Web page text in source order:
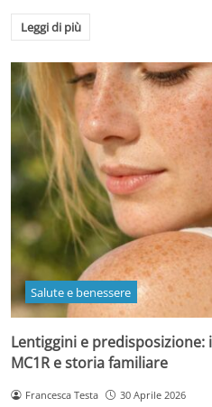
Leggi di più
Salute e benessere
Lentiggini e
MC1R e storia familiare
Francesca Testa 30 Aprile 2026